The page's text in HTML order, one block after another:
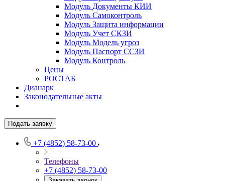
Модуль Документы КИИ
Модуль Самоконтроль
Модуль Защита информации
Модуль Учет СКЗИ
Модуль Модель угроз
Модуль Паспорт ССЗИ
Модуль Контроль
Цены
РОСТАБ
Дианарк
Законодательные акты
Подать заявку
+7 (4852) 58-73-00
Телефоны
+7 (4852) 58-73-00